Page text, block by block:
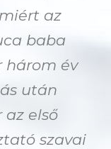
az
baba
három év
után
az első
szavai